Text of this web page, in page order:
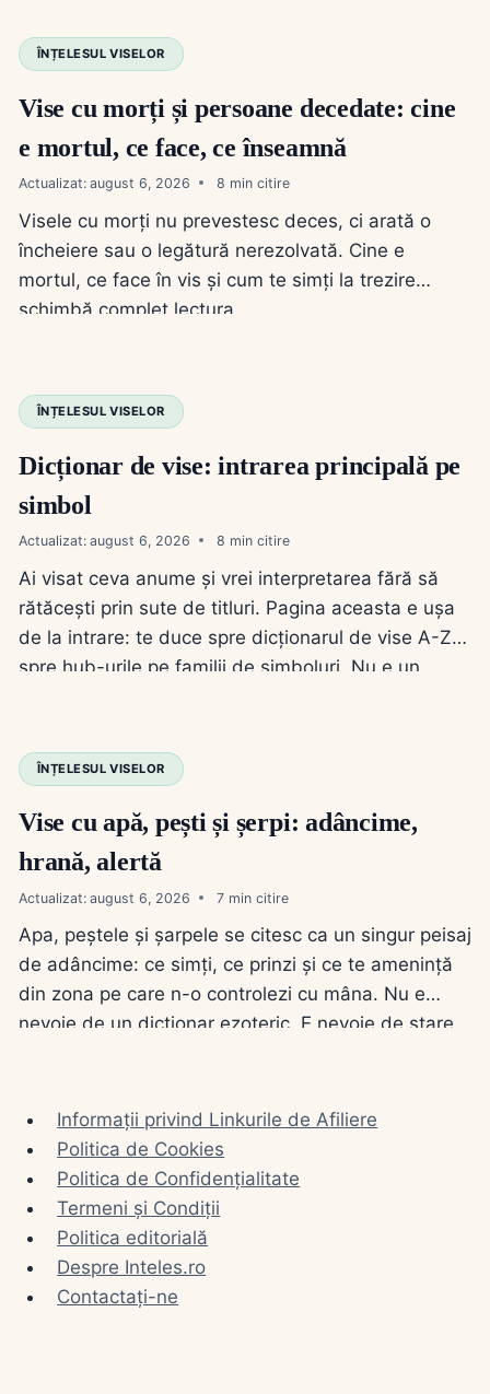
ÎNȚELESUL VISELOR
Vise cu morți și persoane decedate: cine
e mortul, ce face, ce înseamnă
Actualizat: august 6, 2026 8
Visele cu morți nu prevestesc deces, ci arată o
încheiere sau o legătură nerezolvată. Cine e
mortul, ce face în vis și cum te simți la trezire
schimbă complet lectura.
ÎNȚELESUL VISELOR
Dicționar de vise: intrarea principală pe
simbol
Actualizat: august 6, 2026 8
Ai visat ceva anume și vrei interpretarea fără să
rătăcești prin sute de titluri. Pagina aceasta e ușa
de la intrare: te duce spre dicționarul de vise A-Z și
spre hub-urile pe familii de simboluri. Nu e un
ÎNȚELESUL VISELOR
Vise cu apă, pești și șerpi: adâncime,
hrană, alertă
Actualizat: august 6, 2026 7
Apa, peștele și șarpele se citesc ca un singur peisaj
de adâncime: ce simți, ce prinzi și ce te amenință
din zona pe care n-o controlezi cu mâna. Nu e
nevoie de un dicționar ezoteric. E nevoie de stare
Informații privind Linkurile de Afiliere
Politica de Cookies
Politica de Confidențialitate
Termeni și Condiții
Politica editorială
Despre Inteles.ro
Contactați-ne